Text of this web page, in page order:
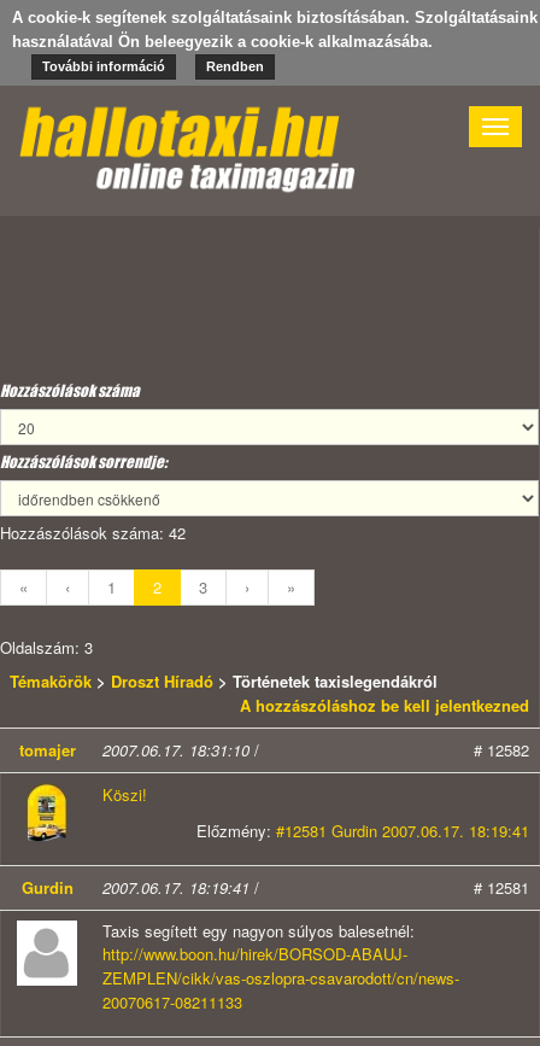
A cookie-k segítenek szolgáltatásaink biztosításában. Szolgáltatásaink
használatával Ön beleegyezik a cookie-k alkalmazásába.
További információ Rendben
Toggle
Hozzászólások száma
Hozzászólások sorrendje:
Hozzászólások száma: 42
« ‹ 1 2 3 › »
Oldalszám: 3
Témakörök > Droszt Híradó > Történetek taxislegendákról
A hozzászóláshoz be kell jelentkezned
tomajer
2007.06.17. 18:31:10 /
# 12582
Köszi!
Előzmény: #12581 Gurdin 2007.06.17. 18:19:41
Gurdin 2007.06.17. 18:19:41 /
# 12581
Taxis segített egy nagyon súlyos balesetnél:
http://www.boon.hu/hirek/BORSOD-ABAUJ-
ZEMPLEN/cikk/vas-oszlopra-csavarodott/cn/news-
20070617-08211133